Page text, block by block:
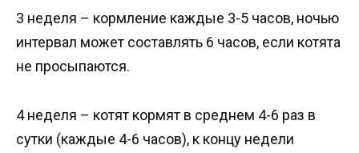
3 неделя – кормление каждые 3-5 часов, ночью
интервал может составлять 6 часов, если котята
не просыпаются.
4 неделя – котят кормят в среднем 4-6 раз в
сутки (каждые 4-6 часов), к концу недели